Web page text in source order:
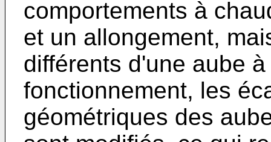
comportements à
et un allongement,
différents d'une aube
fonctionnement, les
géométriques des